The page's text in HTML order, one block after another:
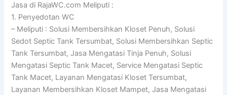
Jasa di RajaWC.com Meliputi :
1. Penyedotan WC
– Meliputi : Solusi Membersihkan Kloset Penuh, Solusi
Sedot Septic Tank Tersumbat, Solusi Membersihkan Septic
Tank Tersumbat, Jasa Mengatasi Tinja Penuh, Solusi
Mengatasi Septic Tank Macet, Service Mengatasi Septic
Tank Macet, Layanan Mengatasi Kloset Tersumbat,
Layanan Membersihkan Kloset Mampet, Jasa Mengatasi